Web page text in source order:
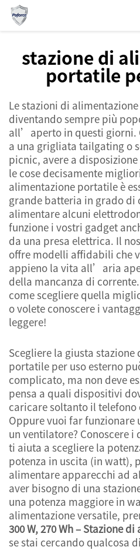
Chi Siamo
Prodotti
Servizi
Notizie
Contattaci
stazione di
portatile
Le stazioni di
diventando sempre più
all’aperto in questi giorni.
a una grigliata tailgating o
picnic, avere a
le cose decisamente
alimentazione portatile è
grande batteria in grado
alimentare alcuni
funzione i vostri gadget
da una presa elettrica. Il
offre modelli affidabili che
appieno la vita all’aria
della mancanza di
come scegliere quella
o volete conoscere i
leggere!
Scegliere la giusta
portatile per uso esterno
complicato, ma non deve
pensa a quali dispositivi
caricare soltanto il telefono
Oppure vuoi far
un ventilatore? Conoscere
ti aiuta a scegliere la
potenza in uscita (in watt),
alimentare apparecchi ad
aver bisogno di una
una potenza maggiore in
alimentazione versatile,
300 W, 270 Wh – Stazione
se stai cercando qualcosa